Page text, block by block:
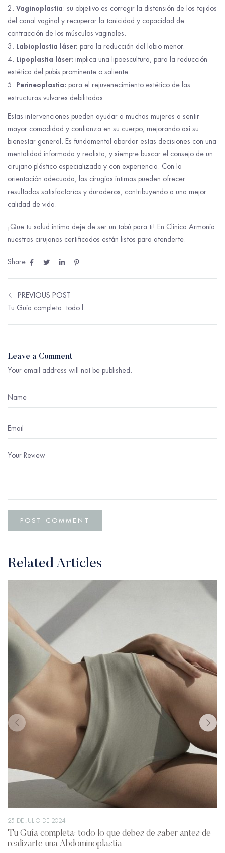
Vaginoplastia: su objetivo es corregir la distensión de los tejidos
del canal vaginal y recuperar la tonicidad y capacidad de
contracción de los músculos vaginales.
Labioplastia láser: para la reducción del labio menor.
Lipoplastia láser: implica una lipoescultura, para la reducción
estética del pubis prominente o saliente.
Perineoplastia: para el rejuvenecimiento estético de las
estructuras vulvares debilitadas.
Estas intervenciones pueden ayudar a muchas mujeres a sentir
mayor comodidad y confianza en su cuerpo, mejorando así su
bienestar general. Es fundamental abordar estas decisiones con una
mentalidad informada y realista, y siempre buscar el consejo de un
cirujano plástico especializado y con experiencia. Con la
orientación adecuada, las cirugías íntimas pueden ofrecer
resultados satisfactorios y duraderos, contribuyendo a una mejor
calidad de vida.
¡Que tu salud íntima deje de ser un tabú para ti! En Clínica Armonía
nuestros cirujanos certificados están listos para atenderte.
Share:
PREVIOUS POST
Tu Guía completa: todo lo que debes de saber antes de realizarte una Abdominoplastia
Leave a Comment
Your email address will not be published.
Related Articles
25 DE JULIO DE 2024
Tu Guía completa: todo lo que debes de saber antes de
realizarte una Abdominoplastia